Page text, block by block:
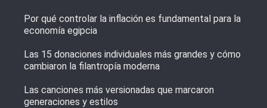
Por qué controlar la inflación es fundamental para la
economía egipcia
Las 15 donaciones individuales más grandes y cómo
cambiaron la filantropía moderna
Las canciones más versionadas que marcaron
generaciones y estilos